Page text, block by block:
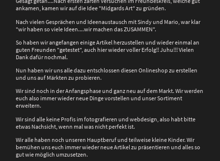
ankamen, kamen wir auf die Idee "Midgards Art" zu gründen.
Nach vielen Gesprächen und Ideenaustausch mit Sindy und Mario, war klar
"wir haben so viele Ideen....wir machen das ZUSAMMEN".
So haben wir angefangen einige Artikel herzustellen und wieder einmal an
guten Freunden "getestet", auch hier wieder voller Erfolg!! Juhu!!! Vielen
Dank dafür nochmal.
Nun haben wir uns alle dazu entschlossen diesen Onlineshop zu erstellen
und uns auf Märkten zu probieren.
Wir sind noch in der Anfangsphase und ganz neu auf dem Markt. Wir werden
euch also immer wieder neue Dinge vorstellen und unser Sortiment
erweitern.
Wir sind alle keine Profis im fotografieren und webdesign, also habt bitte
etwas Nachsicht, wenn mal was nicht perfekt ist.
Wir alle haben noch unseren Hauptberuf und teilweise kleine Kinder. Wir
bemühen uns euch immer wieder neue Artikel zu präsentieren und alles so
gut wie möglich umzusetzen.